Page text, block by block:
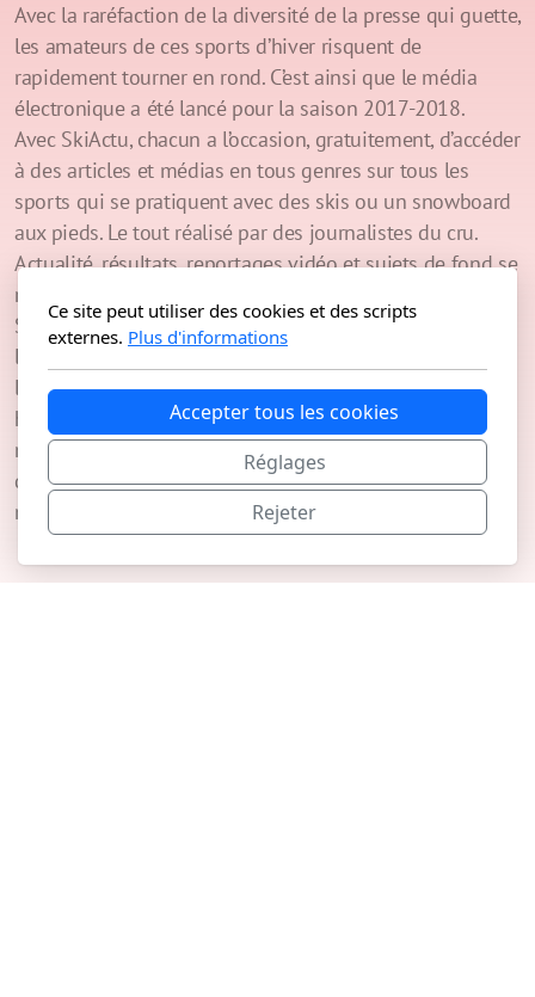
Avec la raréfaction de la diversité de la presse qui guette,
les amateurs de ces sports d’hiver risquent de
rapidement tourner en rond. C’est ainsi que le média
électronique a été lancé pour la saison 2017-2018.
Avec SkiActu, chacun a l’occasion, gratuitement, d’accéder
à des articles et médias en tous genres sur tous les
sports qui se pratiquent avec des skis ou un snowboard
aux pieds. Le tout réalisé par des journalistes du cru.
Actualité, résultats, reportages vidéo et sujets de fond se
relaient pour étancher votre soif d’informations.
Si le ski alpin est évidemment la discipline qui déchaîne
le plus de passions de par sa tradition en Suisse,
l’objectif est aussi de s’intéresser à d’autres sports
hivernaux qui souffrent d’une couverture médiatique
moindre. Ainsi, un accent particulier est mis sur les
disciplines nordiques, freestyle et freeride dans le
monde de SkiActu.
Ce site peut utiliser des cookies et des scripts
externes. Plus d'informations
Accepter tous les cookies
Réglages
Rejeter